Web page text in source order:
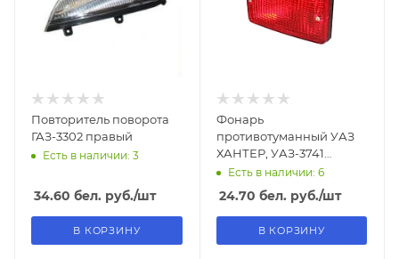
Повторитель поворота
ГАЗ-3302 правый
Есть в наличии: 3
34.60 бел. руб./шт
В КОРЗИНУ
Фонарь
противотуманный УАЗ
ХАНТЕР, УАЗ-3741
задний красный
Есть в наличии: 6
24.70 бел. руб./шт
В КОРЗИНУ